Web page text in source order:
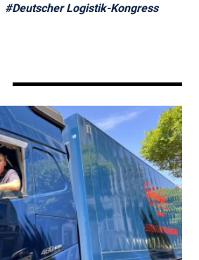
#Deutscher Logistik-Kongress